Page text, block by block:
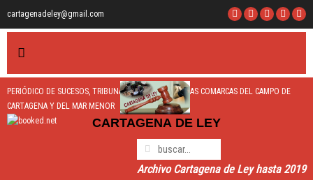
cartagenadeley@gmail.com
CARTAGENA DE LEY
PERIÓDICO DE SUCESOS, TRIBUNALES y TRÁFICO DE LAS COMARCAS DEL CAMPO DE
CARTAGENA Y DEL MAR MENOR
Archivo Cartagena de Ley hasta 2019